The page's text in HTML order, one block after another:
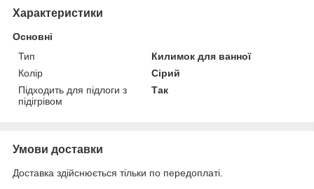
Характеристики
Основні
Тип
Килимок для ванної
Колір
Сірий
Підходить для підлоги з
підігрівом
Так
Умови доставки
Доставка здійснюється тільки по передоплаті.